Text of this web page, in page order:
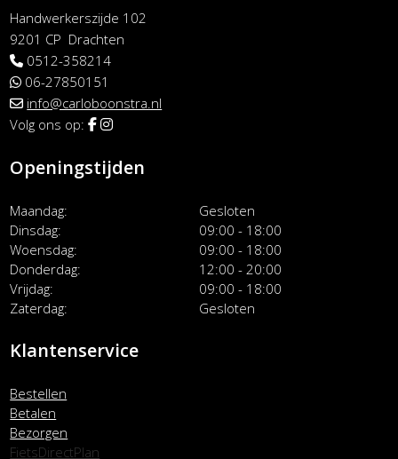
Handwerkerszijde 102
9201 CP Drachten
0512-358214
06-27850151
info@carloboonstra.nl
Volg ons op:
Openingstijden
Maandag
Gesloten
Dinsdag
09:00 - 18:00
Woensdag
09:00 - 18:00
Donderdag
12:00 - 20:00
Vrijdag
09:00 - 18:00
Zaterdag
Gesloten
Klantenservice
Bestellen
Betalen
Bezorgen
FietsDirectPlan